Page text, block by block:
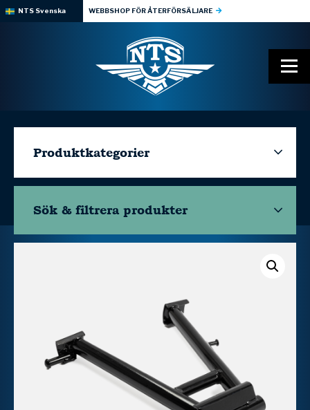
NTS Svenska WEBBSHOP FÖR ÅTERFÖRSÄLJARE
Produktkategorier
Sök & filtrera produkter